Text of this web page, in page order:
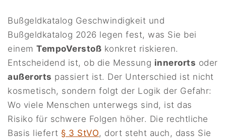
Bußgeldkatalog Geschwindigkeit und
Bußgeldkatalog 2026 legen fest, was Sie bei
einemTempoVerstoß konkret riskieren.
Entscheidend ist, ob die Messung innerorts oder
außerorts passiert ist. Der Unterschied ist nicht
kosmetisch, sondern folgt der Logik der Gefahr:
Wo viele Menschen unterwegs sind, ist das
Risiko für schwere Folgen höher. Die rechtliche
Basis liefert § 3 StVO, dort steht auch, dass Sie